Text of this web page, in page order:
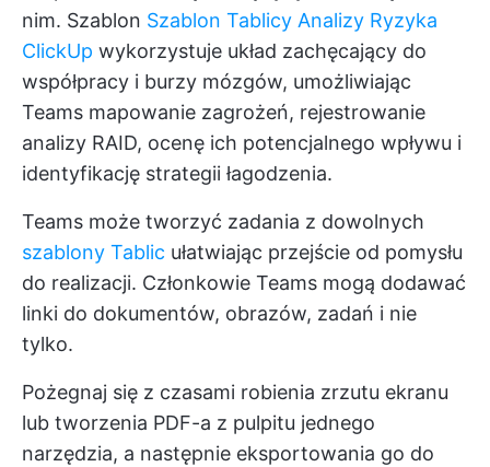
nim. Szablon Szablon Tablicy Analizy Ryzyka
ClickUp wykorzystuje układ zachęcający do
współpracy i burzy mózgów, umożliwiając
Teams mapowanie zagrożeń, rejestrowanie
analizy RAID, ocenę ich potencjalnego wpływu i
identyfikację strategii łagodzenia.
Teams może tworzyć zadania z dowolnych
szablony Tablic ułatwiając przejście od pomysłu
do realizacji. Członkowie Teams mogą dodawać
linki do dokumentów, obrazów, zadań i nie
tylko.
Pożegnaj się z czasami robienia zrzutu ekranu
lub tworzenia PDF-a z pulpitu jednego
narzędzia, a następnie eksportowania go do